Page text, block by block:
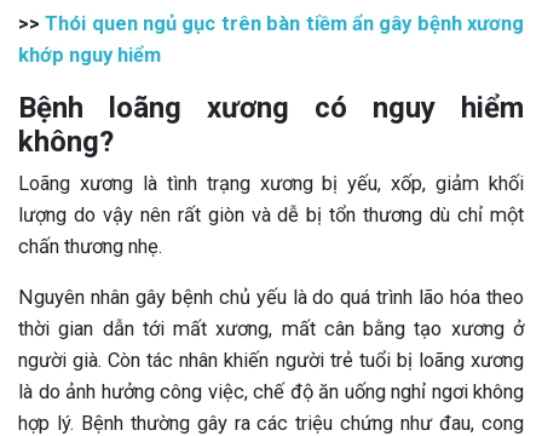
>>Thói quen ngủ gục trên bàn tiềm ẩn gây bệnh xương
khớp nguy hiểm
Bệnh loãng xương có nguy hiểm
không?
Loãng xương là tình trạng xương bị yếu, xốp, giảm khối
lượng do vậy nên rất giòn và dễ bị tổn thương dù chỉ một
chấn thương nhẹ.
Nguyên nhân gây bệnh chủ yếu là do quá trình lão hóa theo
thời gian dẫn tới mất xương, mất cân bằng tạo xương ở
người già. Còn tác nhân khiến người trẻ tuổi bị loãng xương
là do ảnh hưởng công việc, chế độ ăn uống nghỉ ngơi không
hợp lý. Bệnh thường gây ra các triệu chứng như đau, cong